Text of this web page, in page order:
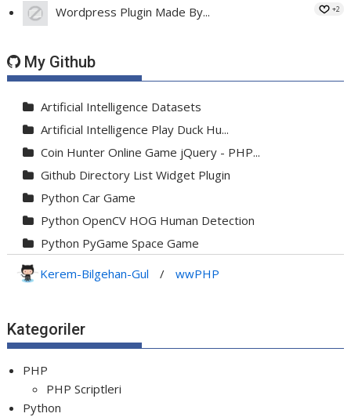
Wordpress Plugin Made By... +2
My Github
Artificial Intelligence Datasets
Artificial Intelligence Play Duck Hu...
Coin Hunter Online Game jQuery - PHP...
Github Directory List Widget Plugin
Python Car Game
Python OpenCV HOG Human Detection
Python PyGame Space Game
Python PyGame Yılan Oyunu - Snake G...
Python Transparent Proxy Server
Kerem-Bilgehan-Gul / wwPHP
Kategoriler
PHP
PHP Scriptleri
Python